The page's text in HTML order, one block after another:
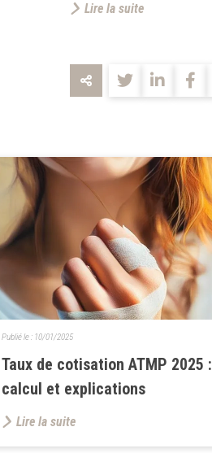
Lire la suite
Taux de cotisation ATMP 2025 :
calcul et explications
Publié le : 10/01/2025
Lire la suite